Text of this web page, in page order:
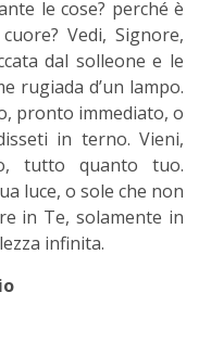
le cose? perché è
Vedi, Signore,
dal solleone e le
rugiada d’un lampo.
pronto immediato, o
in terno. Vieni,
tutto quanto tuo.
luce, o sole che non
in Te, solamente in
infinita.